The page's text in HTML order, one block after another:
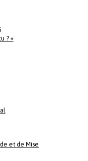
? »
et de Mise